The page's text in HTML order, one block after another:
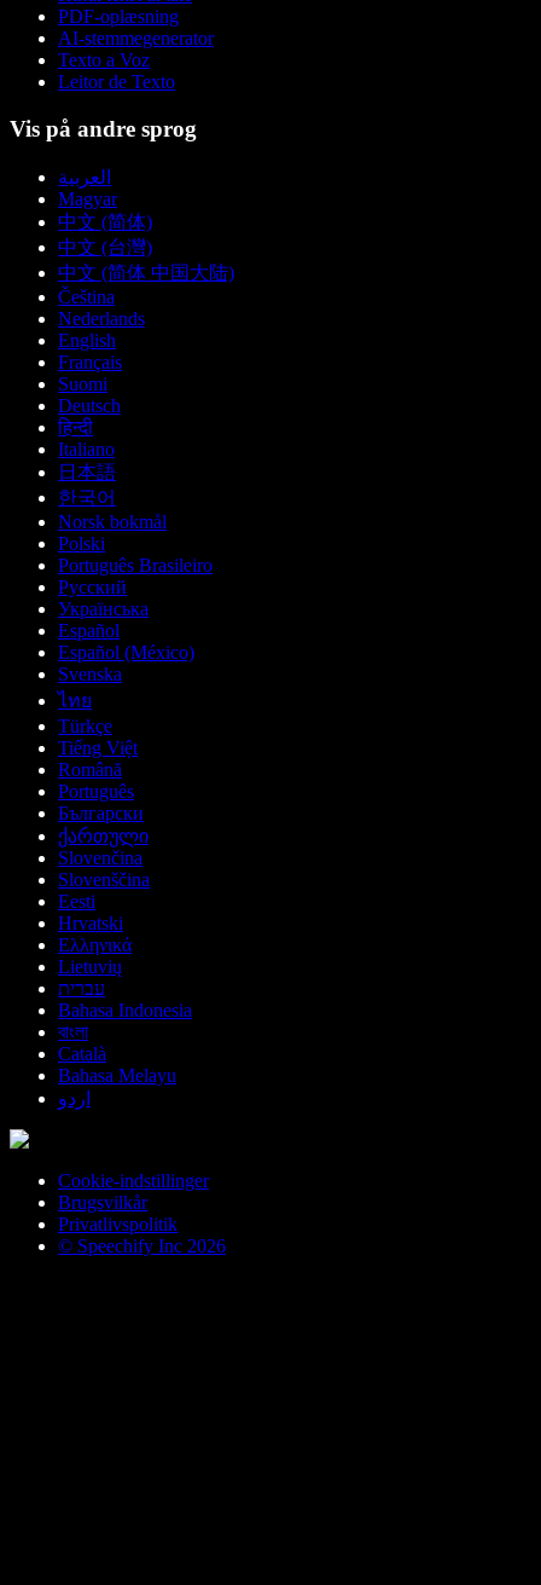
PDF-oplæsning
AI-stemmegenerator
Texto a Voz
Leitor de Texto
Vis på andre sprog
العربية
Magyar
中文 (简体)
中文 (台灣)
中文 (简体 中国大陆)
Čeština
Nederlands
English
Français
Suomi
Deutsch
हिन्दी
Italiano
日本語
한국어
Norsk bokmål
Polski
Português Brasileiro
Русский
Українська
Español
Español (México)
Svenska
ไทย
Türkçe
Tiếng Việt
Română
Português
Български
ქართული
Slovenčina
Slovenščina
Eesti
Hrvatski
Ελληνικά
Lietuvių
עברית
Bahasa Indonesia
বাংলা
Català
Bahasa Melayu
اردو
Cookie-indstillinger
Brugsvilkår
Privatlivspolitik
© Speechify Inc 2026